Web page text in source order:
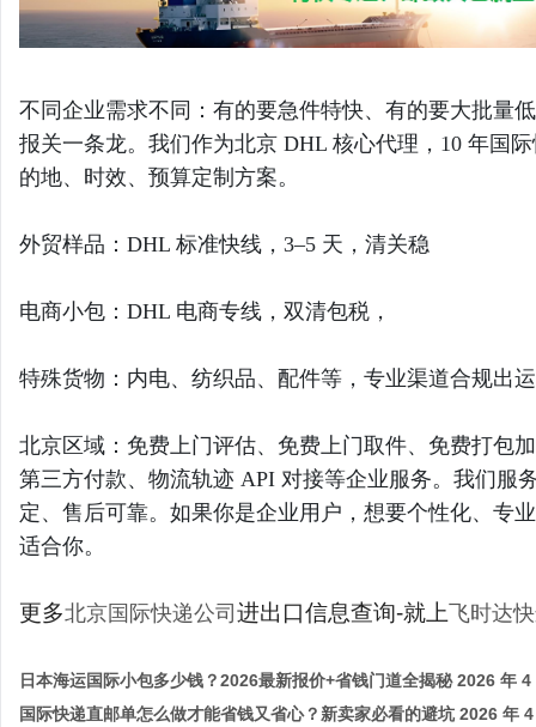
不同企业需求不同：有的要急件特快、有的要大批量
报关一条龙。我们作为北京 DHL 核心代理，10 年国
的地、时效、预算定制方案。
外贸样品：DHL 标准快线，3–5 天，清关稳
电商小包：DHL 电商专线，双清包税，
特殊货物：内电、纺织品、配件等，专业渠道合规出运
北京区域：免费上门评估、免费上门取件、免费打包
第三方付款、物流轨迹 API 对接等企业服务。我们服
定、售后可靠。如果你是企业用户，想要个性化、专
适合你。
更多北京国际快递公司 进出口信息查询-就上飞时达
日本海运国际小包多少钱？2026最新报价+省钱门道全揭秘 2026 年
国际快递直邮单怎么做才能省钱又省心？新卖家必看的避坑 2026 年